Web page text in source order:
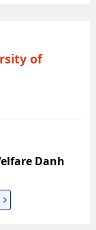
of
Danh